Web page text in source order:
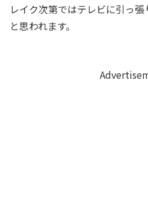
レイク次第ではテレビに引っ
と思われます。